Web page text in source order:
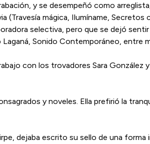
y se desempeñó como
(Travesía mágica, Ilumíname,
selectiva, pero que se dejó
Sonido Contemporáneo, en­tre
con los trovadores Sa­ra
y noveles. Ella prefirió la
dejaba escrito su se­llo de una